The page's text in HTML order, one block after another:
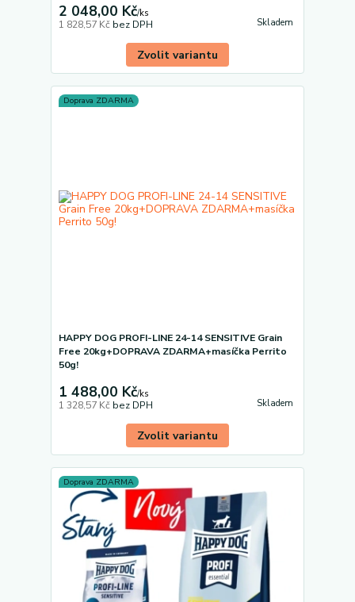
2 048,00 Kč/ks
1 828,57 Kč bez DPH Skladem
Zvolit variantu
Doprava ZDARMA
HAPPY DOG PROFI-LINE 24-14 SENSITIVE Grain
Free 20kg+DOPRAVA ZDARMA+masíčka Perrito
50g!
1 488,00 Kč/ks
1 328,57 Kč bez DPH Skladem
Zvolit variantu
Doprava ZDARMA